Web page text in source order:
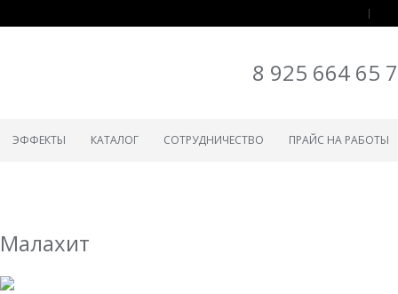
8 925 664 65
ЭФФЕКТЫ КАТАЛОГ СОТРУДНИЧЕСТВО ПРАЙС НА РАБОТЫ
Малахит